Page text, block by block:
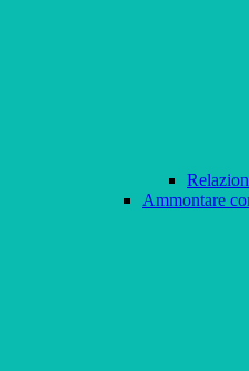
Ammontare